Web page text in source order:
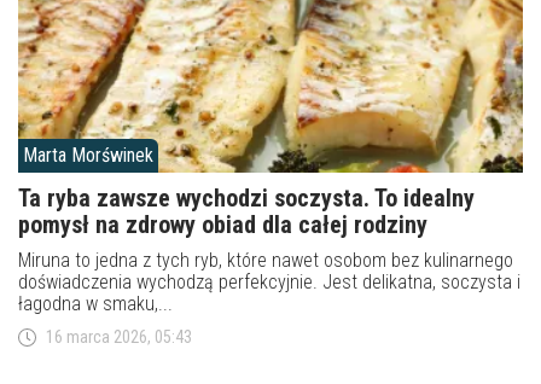
Marta Morświnek
Ta ryba zawsze wychodzi soczysta. To idealny
pomysł na zdrowy obiad dla całej rodziny
Miruna to jedna z tych ryb, które nawet osobom bez kulinarnego
doświadczenia wychodzą perfekcyjnie. Jest delikatna, soczysta i
łagodna w smaku,...
16 marca 2026, 05:43